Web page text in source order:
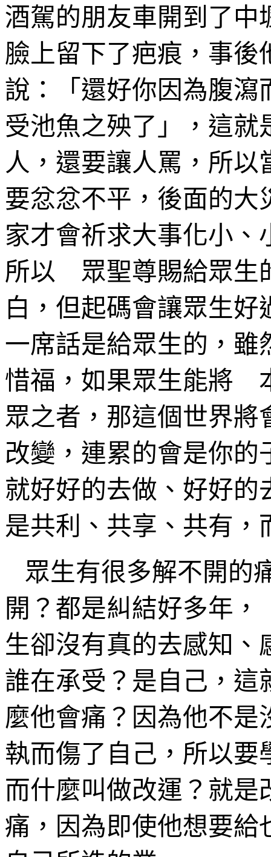
酒駕的朋友車開到了中
臉上留下了疤痕，事後
說：「還好你因為腹瀉
受池魚之殃了」，這
人，還要讓人罵，所
要忿忿不平，後面的大
家才會祈求大事化小
所以 眾聖尊賜給眾生
白，但起碼會讓眾生
一席話是給眾生的，雖
惜福，如果眾生能將
眾之者，那這個世界將
改變，連累的會是你的
就好好的去做、好好的
是共利、共享、共有，
眾生有很多解不開的
開？都是糾結好多年
生卻沒有真的去感知、
誰在承受？是自己，這
麼他會痛？因為他不是
執而傷了自己，所以要
而什麼叫做改運？就是
痛，因為即使他想要給